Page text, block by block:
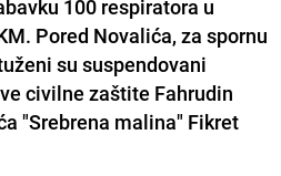
100 respiratora u
Pored Novalića, za spornu
su suspendovani
civilne zaštite Fahrudin
"Srebrena malina" Fikret